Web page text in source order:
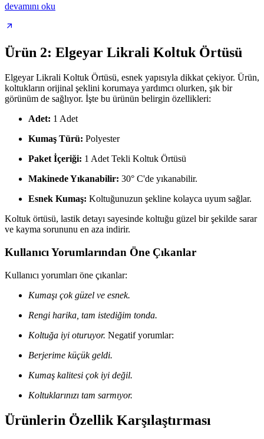
devamını oku
Ürün 2: Elgeyar Likrali Koltuk Örtüsü
Elgeyar Likrali Koltuk Örtüsü, esnek yapısıyla dikkat çekiyor. Ürün,
koltukların orijinal şeklini korumaya yardımcı olurken, şık bir
görünüm de sağlıyor. İşte bu ürünün belirgin özellikleri:
Adet: 1 Adet
Kumaş Türü: Polyester
Paket İçeriği: 1 Adet Tekli Koltuk Örtüsü
Makinede Yıkanabilir: 30° C'de yıkanabilir.
Esnek Kumaş: Koltuğunuzun şekline kolayca uyum sağlar.
Koltuk örtüsü, lastik detayı sayesinde koltuğu güzel bir şekilde sarar
ve kayma sorununu en aza indirir.
Kullanıcı Yorumlarından Öne Çıkanlar
Kullanıcı yorumları öne çıkanlar:
Kumaşı çok güzel ve esnek.
Rengi harika, tam istediğim tonda.
Koltuğa iyi oturuyor. Negatif yorumlar:
Berjerime küçük geldi.
Kumaş kalitesi çok iyi değil.
Koltuklarınızı tam sarmıyor.
Ürünlerin Özellik Karşılaştırması